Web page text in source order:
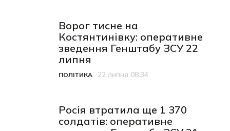
Ворог тисне на
Костянтинівку: оперативне
зведення Генштабу ЗСУ 22
липня
Категорія
ПОЛІТИКА
Дата публікації
22 липня 08:34
Росія втратила ще 1 370
солдатів: оперативне